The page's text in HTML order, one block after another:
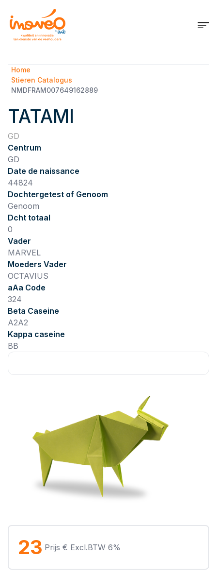
Home
Stieren Catalogus
NMDFRAM007649162889
TATAMI
GD
Centrum
GD
Date de naissance
44824
Dochtergetest of Genoom
Genoom
Dcht totaal
0
Vader
MARVEL
Moeders Vader
OCTAVIUS
aAa Code
324
Beta Caseine
A2A2
Kappa caseine
BB
23 Prijs € Excl.BTW 6%